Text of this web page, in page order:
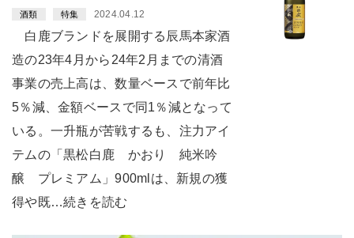
酒類 特集 2024.04.12
白鹿ブランドを展開する辰馬本家酒
造の23年4月から24年2月までの清酒
事業の売上高は、数量ベースで前年比
5％減、金額ベースで同1％減となって
いる。一升瓶が苦戦するも、注力アイ
テムの「黒松白鹿 かおり 純米吟
醸 プレミアム」900mlは、新規の獲
得や既…続きを読む